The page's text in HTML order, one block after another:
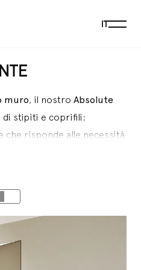
ITMenu
muro, il nostro Absolute
stipiti e coprifili:
che risponde alle necessità
alla ricerca di
in intonaco sia in
è disponibile nelle varianti
etrapezoidale. Grazie al
porte a battente
continuità con la parete: